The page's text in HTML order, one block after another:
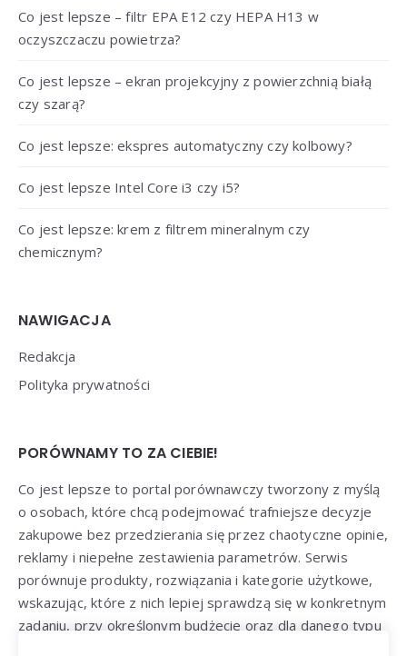
Co jest lepsze – filtr EPA E12 czy HEPA H13 w
oczyszczaczu powietrza?
Co jest lepsze – ekran projekcyjny z powierzchnią białą
czy szarą?
Co jest lepsze: ekspres automatyczny czy kolbowy?
Co jest lepsze Intel Core i3 czy i5?
Co jest lepsze: krem z filtrem mineralnym czy
chemicznym?
NAWIGACJA
Redakcja
Polityka prywatności
PORÓWNAMY TO ZA CIEBIE!
Co jest lepsze to portal porównawczy tworzony z myślą
o osobach, które chcą podejmować trafniejsze decyzje
zakupowe bez przedzierania się przez chaotyczne opinie,
reklamy i niepełne zestawienia parametrów. Serwis
porównuje produkty, rozwiązania i kategorie użytkowe,
wskazując, które z nich lepiej sprawdzą się w konkretnym
zadaniu, przy określonym budżecie oraz dla danego typu